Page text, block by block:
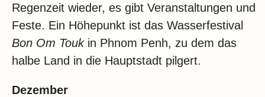
Regenzeit wieder, es gibt Veranstaltungen und
Feste. Ein Höhepunkt ist das Wasserfestival
Bon Om Toukin Phnom Penh, zu dem das
halbe Land in die Hauptstadt pilgert.
Dezember